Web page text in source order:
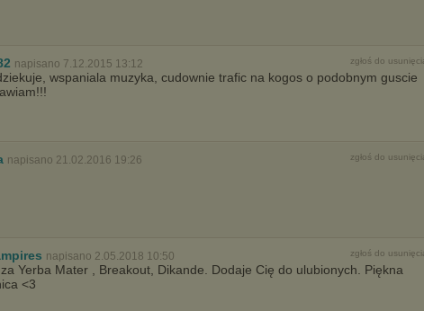
napisano 7.12.2015 13:12 zgłoś do
wspaniala muzyka, cudownie trafic na kogos o podobnym guscie
napisano 21.02.2016 19:26 zgłoś do
napisano 2.05.2018 10:50 zgłoś do
Yerba Mater , Breakout, Dikande. Dodaje Cię do ulubionych. Piękna
<3